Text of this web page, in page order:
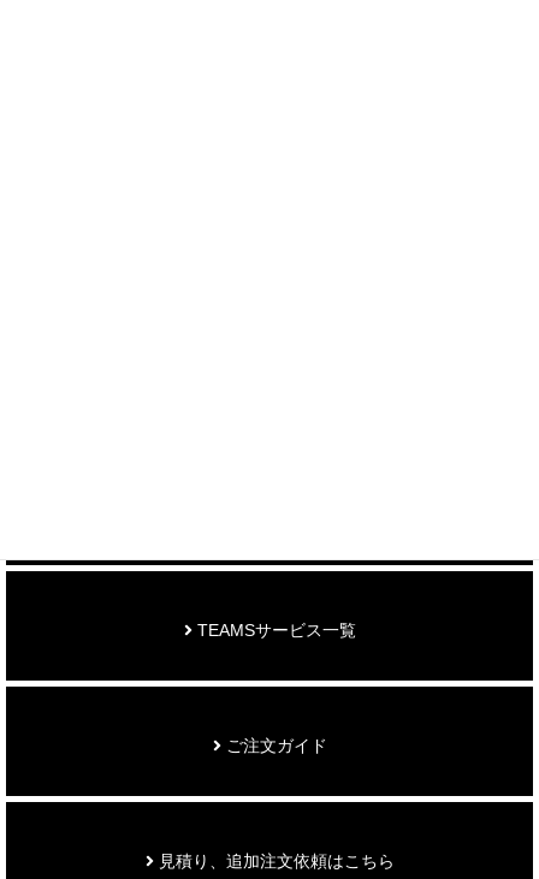
TEAMSサービス一覧
ご注文ガイド
見積り、追加注文依頼はこちら